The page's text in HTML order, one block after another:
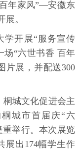
年家风”—安徽东
。
学开展“服务宣传
场“六世书香 百年
展，并配送300
桐城文化促进会主
城市首届庆“六
重举行。本次展览
展出174幅学生作